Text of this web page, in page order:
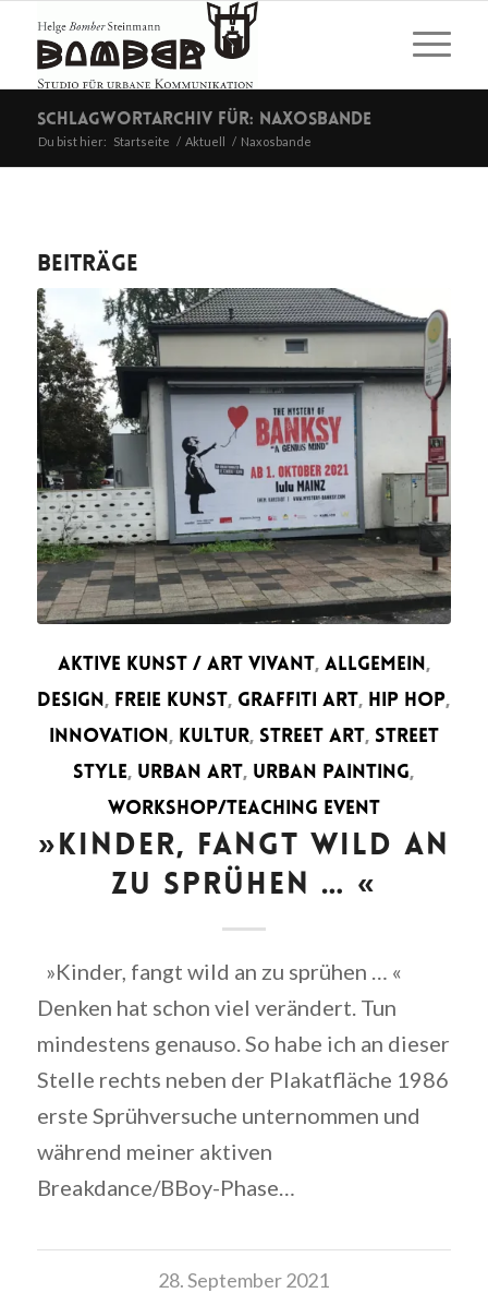
Schlagwortarchiv für: Naxosbande
Du bist hier: Startseite / Aktuell / Naxosbande
Beiträge
AKTIVE KUNST / ART VIVANT, ALLGEMEIN,
DESIGN, FREIE KUNST,GRAFFITI ART, HIP HOP,
INNOVATION, KULTUR, STREET ART, STREET
STYLE, URBAN ART, URBAN PAINTING,
WORKSHOP/TEACHING EVENT
»KINDER, FANGT WILD AN
ZU SPRÜHEN … «
»Kinder, fangt wild an zu sprühen … «
Denken hat schon viel verändert. Tun
mindestens genauso. So habe ich an dieser
Stelle rechts neben der Plakatfläche 1986
erste Sprühversuche unternommen und
während meiner aktiven
Breakdance/BBoy-Phase…
28. September 2021